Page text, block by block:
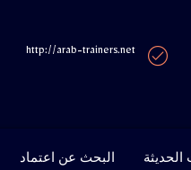
http://arab-trainers.net
الحديثة البحث عن اعتماد